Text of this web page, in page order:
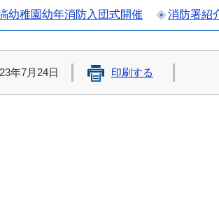
幼稚園幼年消防入団式開催 消防署紹
年7月24日 印刷する